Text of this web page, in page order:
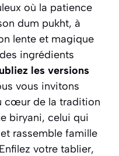
où la patience
dum pukht, à
lente et magique
ingrédients
les versions
vous invitons
cœur de la tradition
biryani, celui qui
rassemble famille
votre tablier,